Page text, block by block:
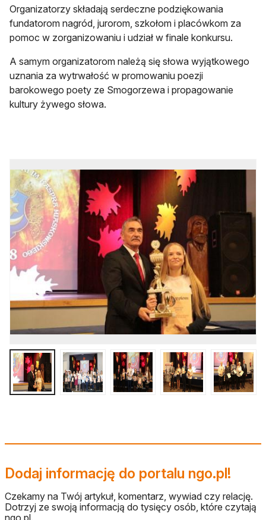
Organizatorzy składają serdeczne podziękowania
fundatorom nagród, jurorom, szkołom i placówkom za
pomoc w zorganizowaniu i udział w finale konkursu.
A samym organizatorom należą się słowa wyjątkowego
uznania za wytrwałość w promowaniu poezji
barokowego poety ze Smogorzewa i propagowanie
kultury żywego słowa.
Dodaj informację do portalu ngo.pl!
Czekamy na Twój artykuł, komentarz, wywiad czy relację.
Dotrzyj ze swoją informacją do tysięcy osób, które czytają